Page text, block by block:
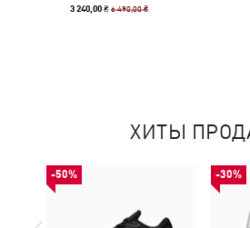
3 240,00 ₴6 490,00 ₴
ХИТЫ
-50% -30%